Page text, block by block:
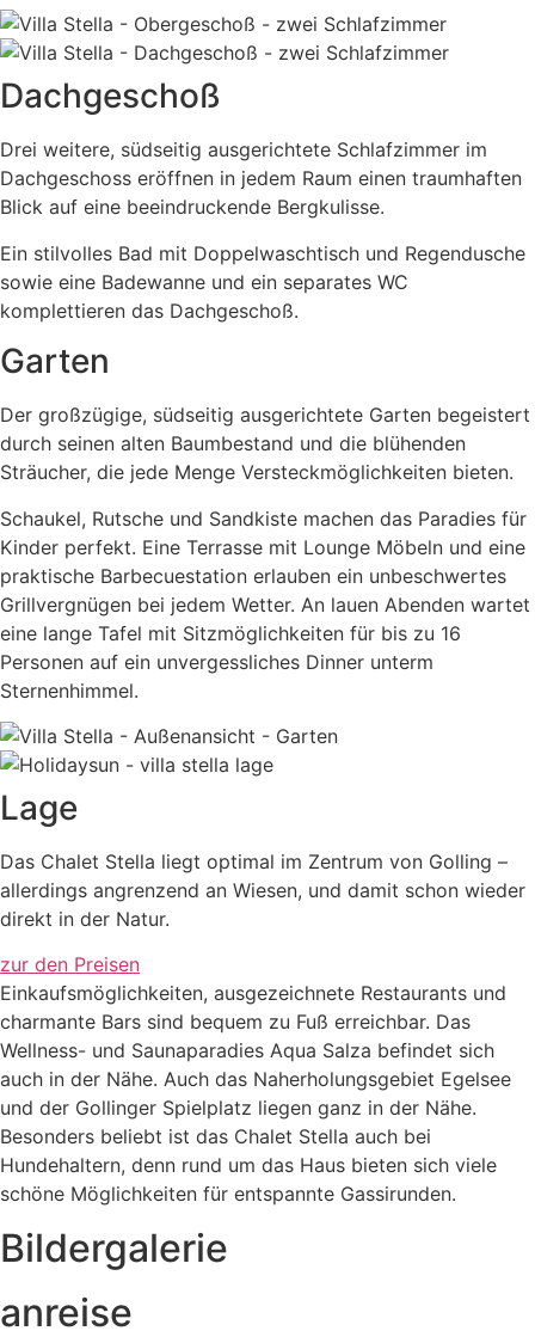
Dachgeschoß
Drei weitere, südseitig ausgerichtete Schlafzimmer im
Dachgeschoss eröffnen in jedem Raum einen traumhaften
Blick auf eine beeindruckende Bergkulisse.
Ein stilvolles Bad mit Doppelwaschtisch und Regendusche
sowie eine Badewanne und ein separates WC
komplettieren das Dachgeschoß.
Garten
Der großzügige, südseitig ausgerichtete Garten begeistert
durch seinen alten Baumbestand und die blühenden
Sträucher, die jede Menge Versteckmöglichkeiten bieten.
Schaukel, Rutsche und Sandkiste machen das Paradies für
Kinder perfekt. Eine Terrasse mit Lounge Möbeln und eine
praktische Barbecuestation erlauben ein unbeschwertes
Grillvergnügen bei jedem Wetter. An lauen Abenden wartet
eine lange Tafel mit Sitzmöglichkeiten für bis zu 16
Personen auf ein unvergessliches Dinner unterm
Sternenhimmel.
Lage
Das Chalet Stella liegt optimal im Zentrum von Golling –
allerdings angrenzend an Wiesen, und damit schon wieder
direkt in der Natur.
zur den Preisen
Einkaufsmöglichkeiten, ausgezeichnete Restaurants und
charmante Bars sind bequem zu Fuß erreichbar. Das
Wellness- und Saunaparadies Aqua Salza befindet sich
auch in der Nähe. Auch das Naherholungsgebiet Egelsee
und der Gollinger Spielplatz liegen ganz in der Nähe.
Besonders beliebt ist das Chalet Stella auch bei
Hundehaltern, denn rund um das Haus bieten sich viele
schöne Möglichkeiten für entspannte Gassirunden.
Bildergalerie
anreise